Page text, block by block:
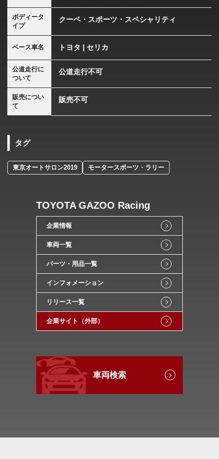
ボディータ
イプ
クーペ・スポーツ・スペシャリティ
ベース車名 トヨタ | セリカ
公道走行に
ついて
公道走行不可
販売につい
て
販売不可
タグ
東京オートサロン2019 モータースポーツ・ラリー
TOYOTA GAZOO Racing
企業情報
車両一覧
パーツ・用品一覧
インフォメーション
リリース一覧
企業サイト（外部）
車両検索